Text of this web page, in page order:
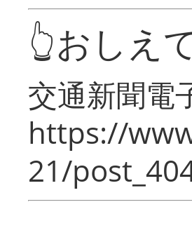
👆おしえ
交通新聞電
https://
21/